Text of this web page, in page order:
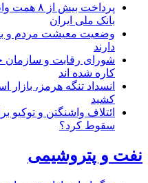
پرداخت
بانک ملی ایران
وضعیت معیشت مردم و
دارند
شورای رقابت و سازمان
کاره شده اند
انسداد تنگه هرمز،
کشید
ائتلاف واشنگتن و توکیو
سقوط کرد؟
نفت و پتروشیمی